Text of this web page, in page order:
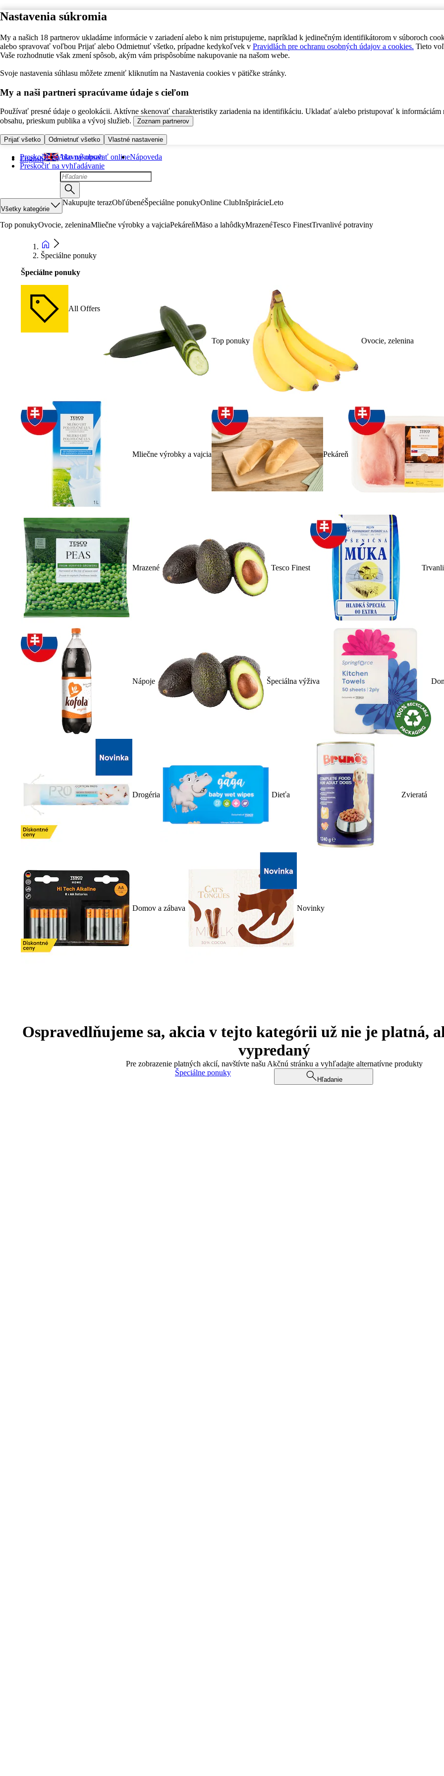
Nastavenia súkromia
My a našich 18 partnerov ukladáme informácie v zariadení alebo k nim pristupujeme, napríklad k jedinečným identifikátorom v súboroch
alebo spravovať voľbou Prijať alebo Odmietnuť všetko, prípadne kedykoľvek v Pravidlách pre ochranu osobných údajov a cookies. Tieto
Vaše rozhodnutie však zmení spôsob, akým vám prispôsobíme nakupovanie na našom webe.
Svoje nastavenia súhlasu môžete zmeniť kliknutím na Nastavenia cookies v pätičke stránky.
My a naši partneri spracúvame údaje s cieľom
Používať presné údaje o geolokácii. Aktívne skenovať charakteristiky zariadenia na identifikáciu. Ukladať a/alebo pristupovať k informáciám
obsahu, prieskum publika a vývoj služieb.
Zoznam partnerov
Prijať všetko Odmietnuť všetko Vlastné nastavenie
Preskočiť na hlavný obsah
Preskočiť na vyhľadávanie
English Ako nakupovať onlineNápoveda
Všetky kategórie
Nakupujte terazObľúbenéŠpeciálne ponukyOnline ClubInšpirácieLeto
Top ponukyOvocie, zeleninaMliečne výrobky a vajciaPekáreňMäso a lahôdkyMrazenéTesco FinestTrvanlivé potraviny
Špeciálne ponuky
Špeciálne ponuky
All Offers
Top ponuky Ovocie, zelenina
Mliečne výrobky a vajcia Pekáreň
Mrazené Tesco Finest
Nápoje Špeciálna výživa
Drogéria Dieťa Zvieratá
Domov a zábava Novinky
Ospravedlňujeme sa, akcia v tejto kategórii už nie je platná,
vypredaný
Pre zobrazenie platných akcií, navštívte našu Akčnú stránku a vyhľadajte alternatívne produkty
Špeciálne ponuky
Hľadanie